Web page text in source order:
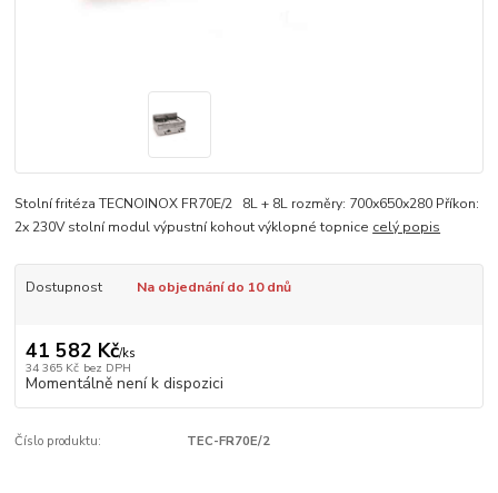
Stolní fritéza TECNOINOX FR70E/2 8L + 8L rozměry: 700x650x280 Příkon:
2x 230V stolní modul výpustní kohout výklopné topnice celý popis
Dostupnost Na objednání do 10 dnů
41 582 Kč/ks
34 365 Kč bez DPH
Momentálně není k dispozici
Číslo produktu: TEC-FR70E/2